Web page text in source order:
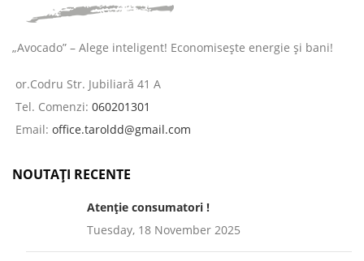
„Avocado” – Alege inteligent! Economisește energie și bani!
or.Codru Str. Jubiliară 41 A
Tel. Comenzi: 060201301
Email: office.taroldd@gmail.com
NOUTAȚI RECENTE
Atenție consumatori !
Tuesday, 18 November 2025